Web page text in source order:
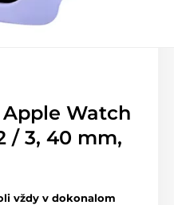
Watch
/ 3, 40 mm,
vždy v dokonalom